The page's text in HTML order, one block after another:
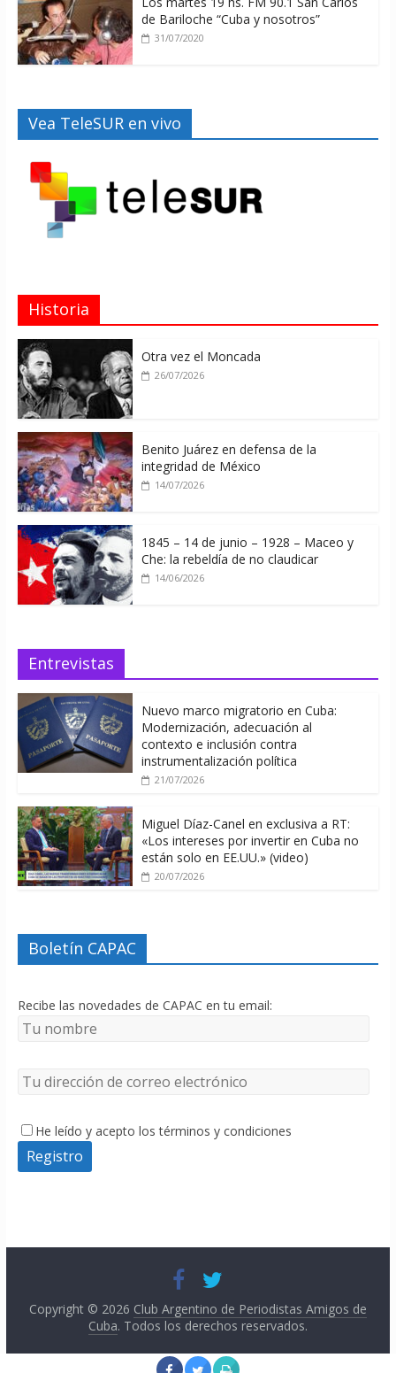
de Bariloche “Cuba y nosotros”
31/07/2020
Vea TeleSUR en vivo
Historia
Otra vez el Moncada
26/07/2026
Benito Juárez en defensa de la
integridad de México
14/07/2026
1845 – 14 de junio – 1928 – Maceo y
Che: la rebeldía de no claudicar
14/06/2026
Entrevistas
Nuevo marco migratorio en Cuba:
Modernización, adecuación al
contexto e inclusión contra
instrumentalización política
21/07/2026
Miguel Díaz-Canel en exclusiva a RT:
«Los intereses por invertir en Cuba no
están solo en EE.UU.» (video)
20/07/2026
Boletín CAPAC
Recibe las novedades de CAPAC en tu email:
He leído y acepto los términos y condiciones
Copyright © 2026 Club Argentino de Periodistas Amigos de
Cuba. Todos los derechos reservados.